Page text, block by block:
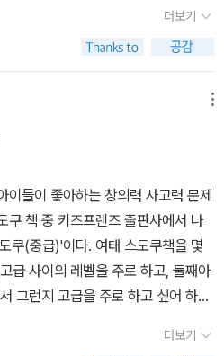
제에 맞춰 나왔다.스도쿠는 판의 크
지 문제를 푸는 기본 방법은 동일
는 사람은 바로 문제로 들어가도 좋
대 표시가 있는데 난이도를 의미한
8X8으로 칸 수가 많아진다. 초급에
4단계 문제이다.그리고 고급에서
8X8 3단계 문제까지 있다.스도쿠
이미 많이 있는 줄이나 칸부터 채워
6까지 있어 간단하지만 난이도가 중
.그래서 아이와 함께 풀 때는 앞에 기
히고 실전 문제에 들어갔다.처음은
는 것이 좋은지 접근방법을 알려주며
방 한 문제를 완성했다. 스도쿠 퍼즐
면 시간 보내는건 쉽고, 우리 아이의
같아요.스도쿠는 집중력을 기르는데
있게 풀었는데?? 재미있게 풀면서
력 다 ~ 키워주는 거 쉽지않다구요
럼 초급부터 샤샤샥 시작해보세요
합을 해 보세요. 처음에는 엄마가 이
보면서 아이가 이기게 해 주는 것도
문제는 빨리 풀어야 하니 뇌는 팽팽
미도 느낄 수 있을거에요 :)*도서를
입니다. *
요즘 좀 산만해진 딸아이에게 딱 맞
로 풀게 했답니다!​ 중급의 난이도
있게 말하더니 하는 방법을 까먹었다
요~​초등수학만점왕 어린이 스도쿠
알려 주었답니다!기본 규칙만 말해
!역시 4X4를 했던 방법을 떠올리
신만의 규칙을 조금씩 만들며풀어나
사용하는 방법과 아이가 풀어내는
보았답니다!(엄마가 스도쿠를 좋아
로 수학의 기초 체력을높여주고 아
수학만점왕 어린이 스도쿠​초급 / 중
아이 나이에 맞춰 난이도에 맞춰선
더보기
이들이 좋아하는 창의력 사고력 문제
쿠 책 중 키즈프렌즈 출판사에서 나
쿠(중급)'이다. 여태 스도쿠책을 몇
급 사이의 레벨을 주로 하고, 둘째아
그런지 고급을 주로 하고 싶어 하는
하고 싶어서 중급 레벨을 선택했다.​
더보기